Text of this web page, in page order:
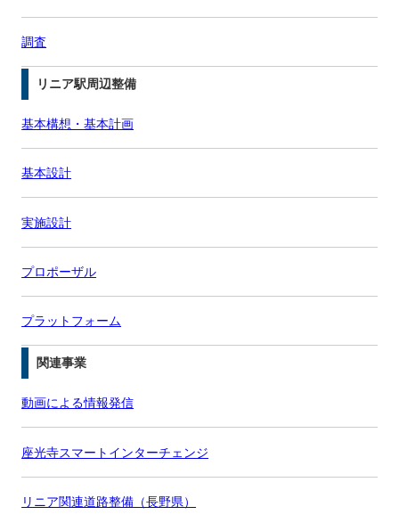
調査
リニア駅周辺整備
基本構想・基本計画
基本設計
実施設計
プロポーザル
プラットフォーム
関連事業
動画による情報発信
座光寺スマートインターチェンジ
リニア関連道路整備（長野県）